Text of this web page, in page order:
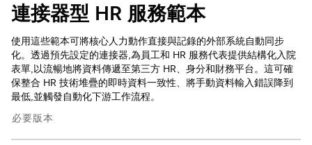
連接器型 HR 服務範本
使用這些範本可將核心人力動作直接與記錄的外部系統自動同步
化。透過預先設定的連接器,為員工和 HR 服務代表提供結構化入院
表單,以流暢地將資料傳遞至第三方 HR、身分和財務平台。這可確
保整合 HR 技術堆疊的即時資料一致性、將手動資料輸入錯誤降到
最低,並觸發自動化下游工作流程。
必要版本